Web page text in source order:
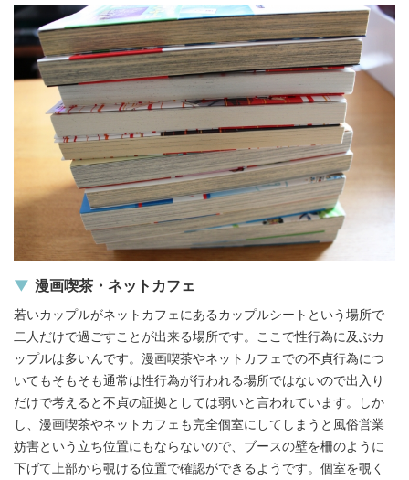
漫画喫茶・ネットカフェ
若いカップルがネットカフェにあるカップルシートという場所で
二人だけで過ごすことが出来る場所です。ここで性行為に及ぶカ
ップルは多いんです。漫画喫茶やネットカフェでの不貞行為につ
いてもそもそも通常は性行為が行われる場所ではないので出入り
だけで考えると不貞の証拠としては弱いと言われています。しか
し、漫画喫茶やネットカフェも完全個室にしてしまうと風俗営業
妨害という立ち位置にもならないので、ブースの壁を柵のように
下げて上部から覗ける位置で確認ができるようです。個室を覗く